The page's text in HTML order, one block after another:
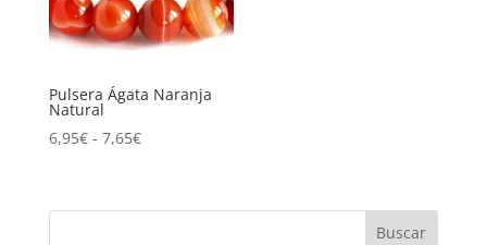
Pulsera Ágata Naranja
Natural
6,95€ - 7,65€Rango
desde
Buscar